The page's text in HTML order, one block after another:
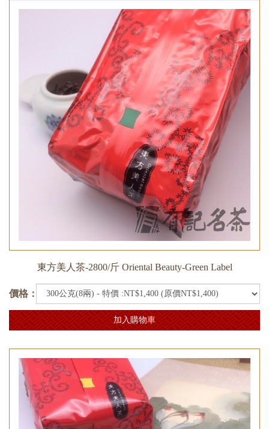
東方美人茶-2800/斤 Oriental Beauty-Green Label
價格：
加入購物車